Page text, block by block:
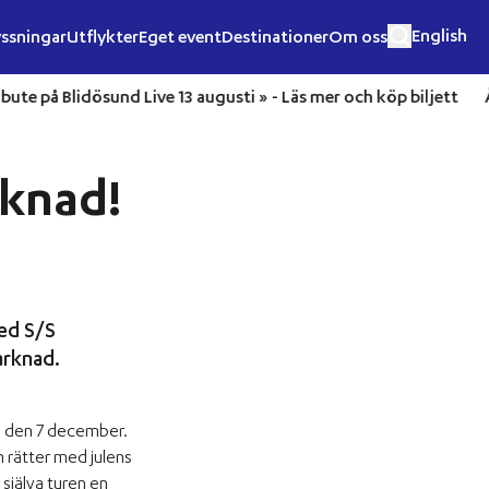
UtflykterEget eventDestinationerOm oss English
Tribute på Blidösund Live 13 augusti » -Läs mer och köp
S/S
7 december.
rätter med julens